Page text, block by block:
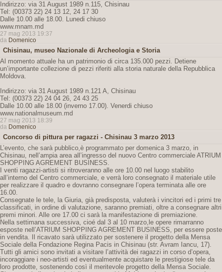
Indirizzo: via 31 August 1989 n.115, Chisinau
Tel: (00373 22) 24 13 12, 24 17 30
Dalle 10.00 alle 18.00. Lunedi chiuso
www.mnam.md
27 mag 2013 19:37
da Domenico
Chisinau, museo Nazionale di Archeologia e Storia
Al momento attuale ha un patrimonio di circa 135.000 pezzi. Detiene
un’importante collezione di pezzi riferiti alla storia naturale della Repubblica
Moldova.
Indirizzo: via 31 August 1989 n.121 A, Chisinau
Tel: (00373 22) 24 04 26, 24 43 25
Dalle 10.00 alle 18.00 (inverno 17.00). Venerdi chiuso
www.nationalmuseum.md
27 mag 2013 18:39
da Domenico
Concorso di pittura per ragazzi - Chisinau 3 marzo 2013
L’evento, che sarà pubblico,è programmato per domenica 3 marzo, in
Chisinau, nell’ampia area all’ingresso del nuovo Centro commerciale ATRIUM
SHOPPING AGREMENT BUSINESS.
I venti ragazzi-artisti si ritroveranno alle ore 10.00 nel luogo stabilito
all’interno del Centro commerciale, e verrà loro consegnato il materiale utile
per realizzare il quadro e dovranno consegnare l’opera terminata alle ore
16.00.
Consegnate le tele, la Giuria, già predisposta, valuterà i vincitori ed i primi tre
classificati, in ordine di valutazione, saranno premiati, oltre a consegnare altri
premi minori. Alle ore 17.00 ci sarà la manifestazione di premiazione.
Nella settimana successiva, cioé dal 3 al 10 marzo,le opere rimarranno
esposte nell’ATRIUM SHOPPING AGREMENT BUSINESS, per essere poste
in vendita. Il ricavato sarà utilizzato per sostenere il progetto della Mensa
Sociale della Fondazione Regina Pacis in Chisinau (str. Avram Iancu, 17).
Tutti gli amici sono invitati a visitare l’attività dei ragazzi in corso d’opera,
incoraggiare i neo-artisti ed eventualmente acquistare le prestigiose tele da
loro prodotte, sostenendo così il meritevole progetto della Mensa Sociale.